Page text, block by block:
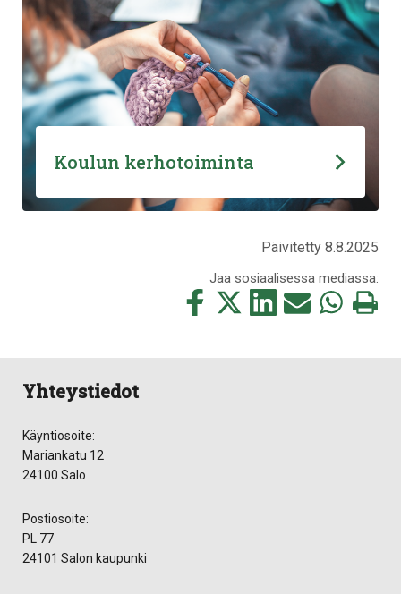
Koulun kerhotoiminta
Päivitetty 8.8.2025
Jaa sosiaalisessa mediassa:
Jaa
tämä
Jaa
Jaa
tämä
Jaa
Jaa
Tulosta
Yhteystiedot
Käyntiosoite:
Mariankatu 12
24100 Salo
Postiosoite:
PL 77
24101 Salon kaupunki